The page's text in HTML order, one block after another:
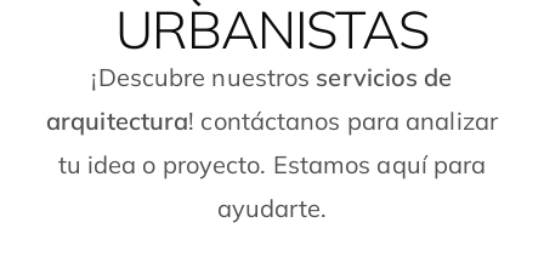
URBANISTAS
¡Descubre nuestros servicios de
arquitectura! contáctanos para analizar
tu idea o proyecto. Estamos aquí para
ayudarte.